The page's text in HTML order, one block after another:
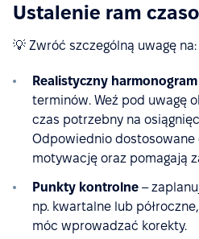
Ustalenie ram
💡 Zwróć szczególną uwagę na:
Realistyczny harmonogram
terminów. Weź pod uwagę
czas potrzebny na
Odpowiednio
motywację oraz pomagają
Punkty kontrolne –
np. kwartalne lub
móc wprowadzać korekty.